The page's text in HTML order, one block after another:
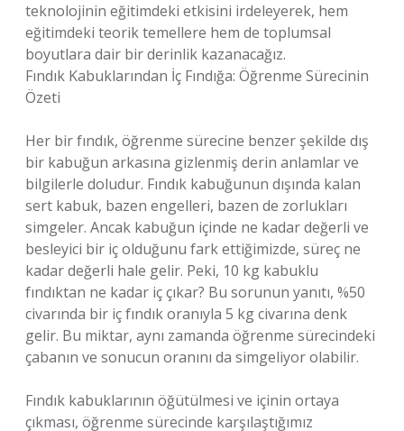
teknolojinin eğitimdeki etkisini irdeleyerek, hem
eğitimdeki teorik temellere hem de toplumsal
boyutlara dair bir derinlik kazanacağız.
Fındık Kabuklarından İç Fındığa: Öğrenme Sürecinin
Özeti
Her bir fındık, öğrenme sürecine benzer şekilde dış
bir kabuğun arkasına gizlenmiş derin anlamlar ve
bilgilerle doludur. Fındık kabuğunun dışında kalan
sert kabuk, bazen engelleri, bazen de zorlukları
simgeler. Ancak kabuğun içinde ne kadar değerli ve
besleyici bir iç olduğunu fark ettiğimizde, süreç ne
kadar değerli hale gelir. Peki, 10 kg kabuklu
fındıktan ne kadar iç çıkar? Bu sorunun yanıtı, %50
civarında bir iç fındık oranıyla 5 kg civarına denk
gelir. Bu miktar, aynı zamanda öğrenme sürecindeki
çabanın ve sonucun oranını da simgeliyor olabilir.
Fındık kabuklarının öğütülmesi ve içinin ortaya
çıkması, öğrenme sürecinde karşılaştığımız